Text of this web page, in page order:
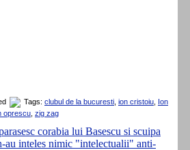
Tags: clubul de la bucuresti ion cristoiu
Ion
oprescu zig zag
corabia lui Basescu si scuipa
au inteles nimic "intelectualii" anti-